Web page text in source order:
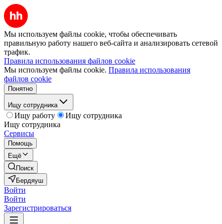
Мы используем файлы cookie, чтобы обеспечивать
правильную работу нашего веб-сайта и анализировать сетевой
трафик.
Правила использования файлов cookie
Мы используем файлы cookie. Правила использования
файлов cookie
Понятно
Ищу сотрудника
Ищу работу
Ищу сотрудника
Ищу сотрудника
Сервисы
Помощь
Ещё
Поиск
Бердяуш
Войти
Войти
Зарегистрироваться